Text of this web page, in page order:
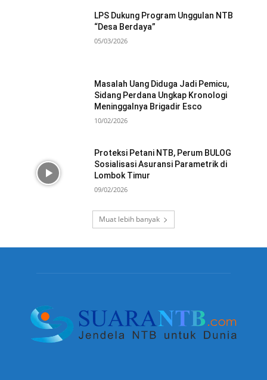
LPS Dukung Program Unggulan NTB
“Desa Berdaya”
05/03/2026
Masalah Uang Diduga Jadi Pemicu,
Sidang Perdana Ungkap Kronologi
Meninggalnya Brigadir Esco
10/02/2026
Proteksi Petani NTB, Perum BULOG
Sosialisasi Asuransi Parametrik di
Lombok Timur
09/02/2026
Muat lebih banyak